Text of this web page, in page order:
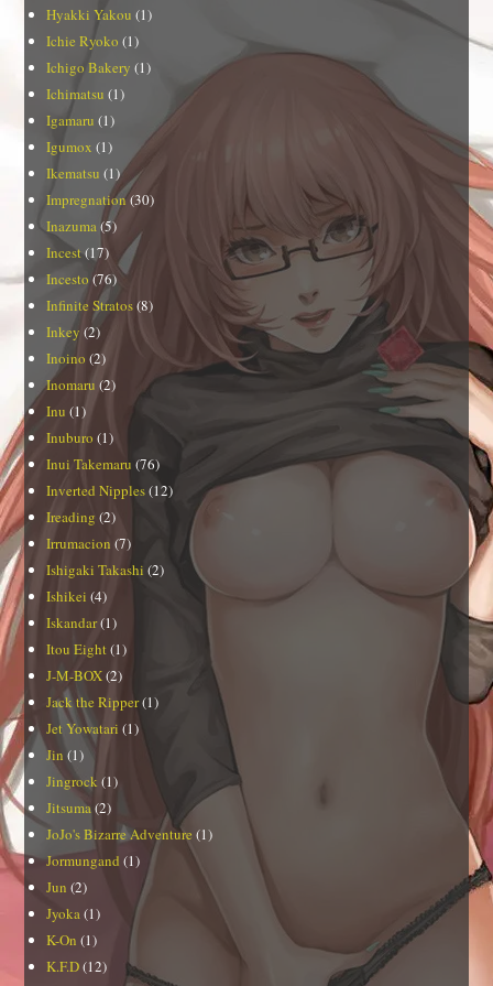
Hyakki Yakou (1)
Ichie Ryoko (1)
Ichigo Bakery (1)
Ichimatsu (1)
Igamaru (1)
Igumox (1)
Ikematsu (1)
Impregnation(30)
Inazuma(5)
Incest(17)
Incesto (76)
Infinite Stratos(8)
Inkey (2)
Inoino (2)
Inomaru (2)
Inu (1)
Inuburo (1)
Inui Takemaru (76)
Inverted Nipples(12)
Ireading (2)
Irrumacion (7)
Ishigaki Takashi (2)
Ishikei (4)
Iskandar(1)
Itou Eight(1)
J-M-BOX(2)
Jack the Ripper(1)
Jet Yowatari (1)
Jin (1)
Jingrock (1)
Jitsuma(2)
JoJo's Bizarre Adventure (1)
Jormungand (1)
Jun (2)
Jyoka(1)
K-On (1)
K.F.D(12)